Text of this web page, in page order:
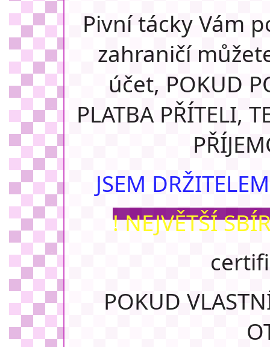
Pivní tácky Vám
zahraničí
účet, POKUD
PLATBA PŘÍTELI,
JSEM
!NEJVĚTŠÍ
POKUD